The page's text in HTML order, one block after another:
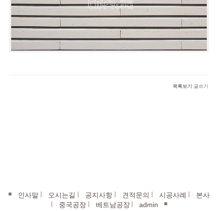
목록보기 글쓰기
■ 인사말 오시는길 공지사항 견적문의 시공사례 본사
중국공장 베트남공장| admin ■